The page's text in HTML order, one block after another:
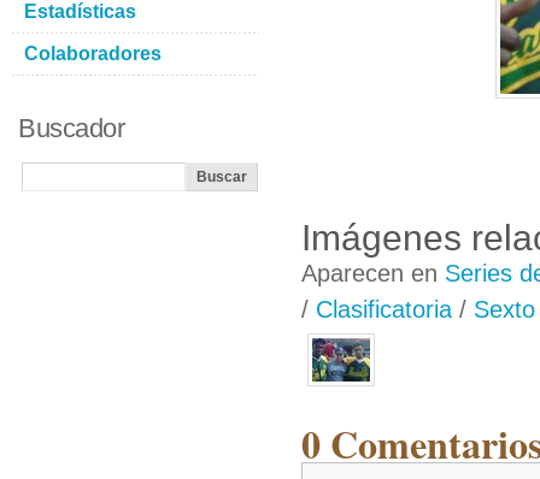
Imágenes
Aparecen en Series
/ Clasificatoria /
0
Estadísticas
Colaboradores
Buscador